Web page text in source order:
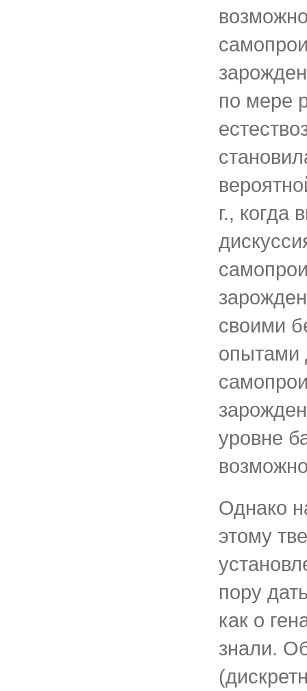
по мере
г., когда
своими
опытами
уровне
Однако
этому
пору
как о
знали.